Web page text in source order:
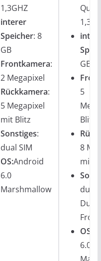
1,3GHZ
interer
Speicher: 8
GB
Frontkamera:
2 Megapixel
Rückkamera:
5 Megapixel
mit Blitz
Sonstiges:
dual SIM
OS:Android
6.0
Marshmallow
GB
5
Blitz
8
mit
dual
Dual-
OS:
6.0